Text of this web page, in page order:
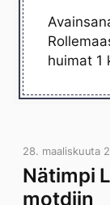
huimat 1
28. maaliskuuta
Nätimpi
motdiin